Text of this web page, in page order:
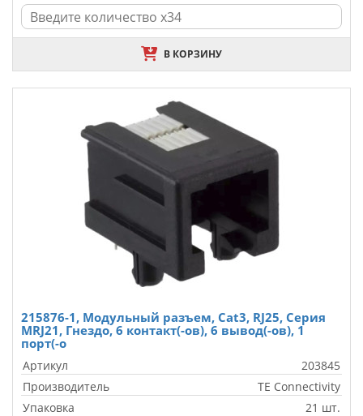
В КОРЗИНУ
215876-1, Модульный разъем, Cat3, RJ25, Серия
MRJ21, Гнездо, 6 контакт(-ов), 6 вывод(-ов), 1
порт(-о
Артикул
203845
Производитель
TE Connectivity
Упаковка
21 шт.